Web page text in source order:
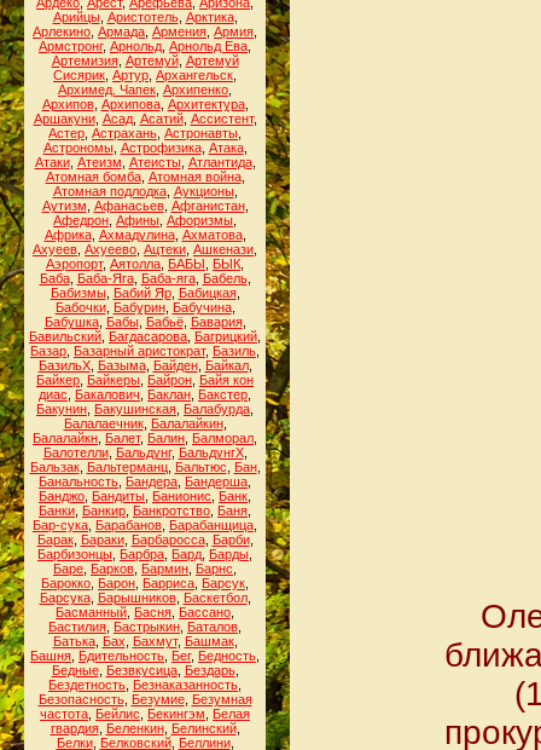
Арийцы, Аристотель, Арктика,
Арлекино Армада Армения Армия
Армстронг, Арнольд Арнольд Ева
Артемизия, Артемуй, Артемуй
Сисярик Артур Архангельск
Архимед. Чапек Архипенко
Архипов, Архипова, Архитектура,
Аршакуни, Асад, Асатий, Ассистент,
Астер Астрахань Астронавты
Астрономы, Астрофизика, Атака,
Атаки, Атеизм Атеисты, Атлантида,
Атомная бомба, Атомная война,
Атомная подлодка, Аукционы,
Аутизм Афанасьев, Афганистан,
Афедрон Афины Афоризмы
Африка, Ахмадулина, Ахматова,
Ахуеев Ахуеево Ацтеки Ашкенази
Аэропорт, Аятолла БАБЫ БЫК
Баба, Баба-Яга, Баба-яга, Бабель,
Бабизмы, Бабий Яр, Бабицкая,
Бабочки, Бабурин, Бабучина,
Бабушка, Бабы, Бабьё, Бавария,
Бавильский Багдасарова Багрицкий
Базар Базарный аристократ, Базиль
БазильХ, Базыма, Байден, Байкал,
Байкер Байкеры Байрон Байя кон
диас
Бакалович Баклан Бакстер
Бакунин Бакушинская Балабурда
Балалаечник, Балалайкин,
Балалайкн Балет, Балин Балморал
Балотелли, Бальдунг, БальдунгХ,
Бальзак, Бальтерманц, Бальтюс Бан,
Банальность Бандера Бандерша
Банджо Бандиты Банионис Банк
Банки Банкир Банкротство Баня
Бар-сука Барабанов Барабанщица
Барак, Бараки, Барбаросса, Барби,
Барбизонцы Барбра Бард Барды
Баре Барков Бармин Барнс
Барокко Барон Барриса Барсук
Барсука, Барышников, Баскетбол,
Басманный Басня Бассано
Бастилия Бастрыкин Баталов
Батька, Бах Бахмут, Башмак,
Башня Бдительность Бег, Бедность
Бедные, Безвкусица, Бездарь,
Бездетность Безнаказанность
Безопасность, Безумие, Безумная
частота Бейлис Бекингэм
Белая
гвардия, Беленкин, Белинский,
Белки, Белковский, Беллини,